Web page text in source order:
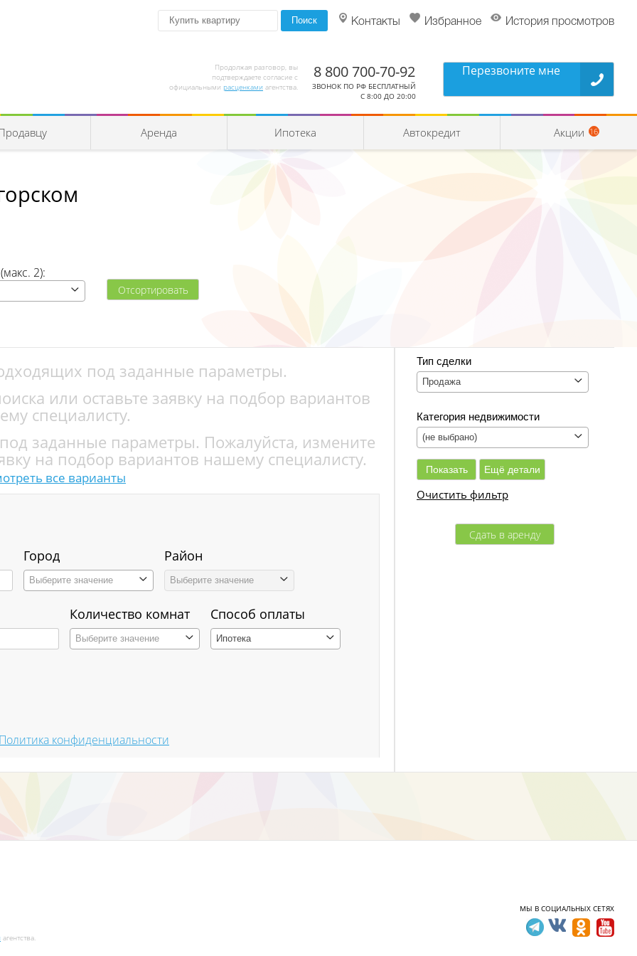
Контакты Избранное История просмотров
Продолжая разговор, вы
подтверждаете согласие с
официальными расценками агентства.
8 800 700-70-92
ЗВОНОК ПО РФ БЕСПЛАТНЫЙ
С 8:00 ДО 20:00
Перезвоните мне
Аренда Ипотека Автокредит Акции 16
2):
Отсортировать
под заданные параметры.
или оставьте заявку на подбор вариантов
специалисту.
заданные параметры. Пожалуйста, измените
на подбор вариантов нашему специалисту.
все варианты
Город
Выберите значение
Район
Выберите значение
Количество комнат
Выберите значение
Способ оплаты
Ипотека
Политика конфиденциальности
Тип сделки
Продажа
Категория недвижимости
(не выбрано)
Очистить фильтр
Сдать в аренду
агентства.
МЫ В СОЦИАЛЬНЫХ СЕТЯХ